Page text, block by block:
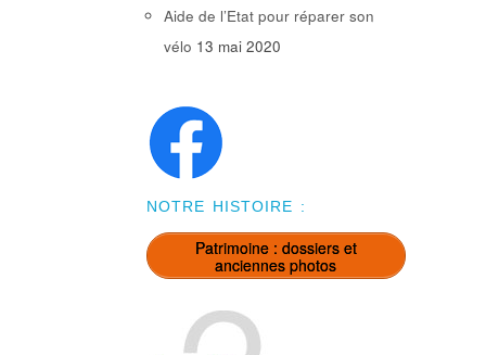
Aide de l’Etat pour réparer son
vélo 13 mai 2020
NOTRE HISTOIRE :
Patrimoine : dossiers et
anciennes photos